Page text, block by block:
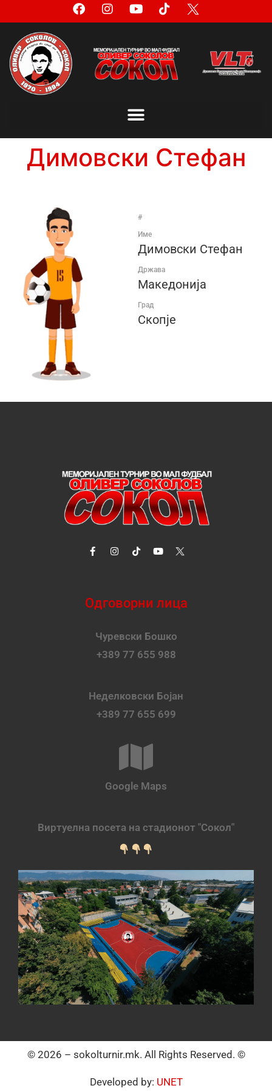
Димовски Стефан
#
Име
Димовски Стефан
Држава
Македонија
Град
Скопје
Одговорни лица
Чуревски Бошко
+389 77 655 988
Неделковски Бојан
+389 77 655 699
Google Maps
Виртуелна посета на стадионот "Сокол"
© 2026 – sokolturnir.mk. All Rights Reserved. ©
Developed by: UNET